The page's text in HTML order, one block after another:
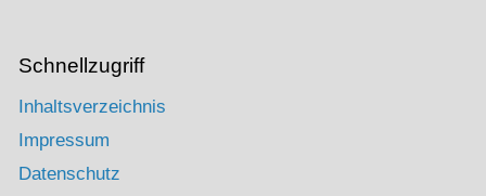
Schnellzugriff
Inhaltsverzeichnis
Impressum
Datenschutz